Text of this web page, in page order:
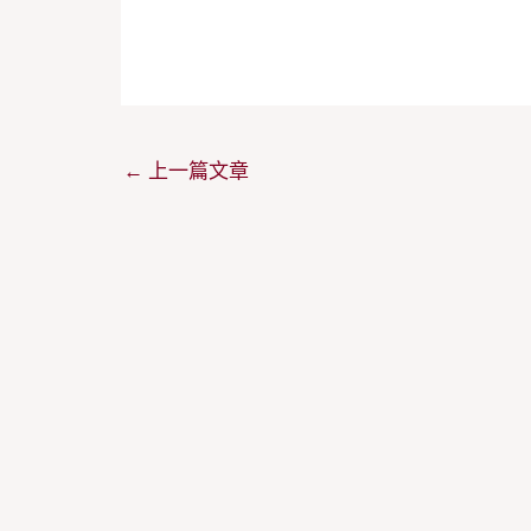
← 上一篇文章